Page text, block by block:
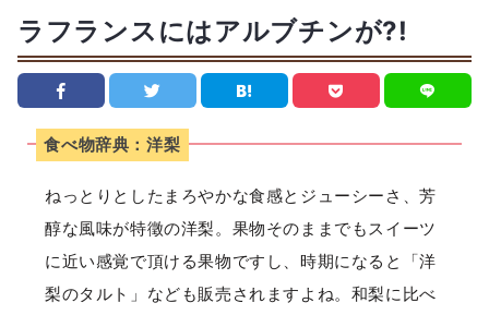
ラフランスにはアルブチンが?!
食べ物辞典：洋梨
ねっとりとしたまろやかな食感とジューシーさ、芳
醇な風味が特徵の洋梨。果物そのままでもスイーツ
に近い感覚で頂ける果物ですし、時期になると「洋
梨のタルト」なども販売されますよね。和梨に比べ